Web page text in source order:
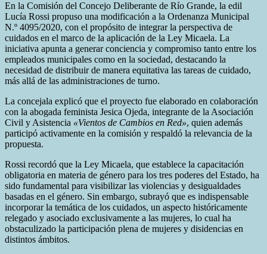
En la Comisión del Concejo Deliberante de Río Grande, la edil
Lucía Rossi propuso una modificación a la Ordenanza Municipal
N.º 4095/2020, con el propósito de integrar la perspectiva de
cuidados en el marco de la aplicación de la Ley Micaela. La
iniciativa apunta a generar conciencia y compromiso tanto entre los
empleados municipales como en la sociedad, destacando la
necesidad de distribuir de manera equitativa las tareas de cuidado,
más allá de las administraciones de turno.
La concejala explicó que el proyecto fue elaborado en colaboración
con la abogada feminista Jesica Ojeda, integrante de la Asociación
Civil y Asistencia «Vientos de Cambios en Red», quien además
participó activamente en la comisión y respaldó la relevancia de la
propuesta.
Rossi recordó que la Ley Micaela, que establece la capacitación
obligatoria en materia de género para los tres poderes del Estado, ha
sido fundamental para visibilizar las violencias y desigualdades
basadas en el género. Sin embargo, subrayó que es indispensable
incorporar la temática de los cuidados, un aspecto históricamente
relegado y asociado exclusivamente a las mujeres, lo cual ha
obstaculizado la participación plena de mujeres y disidencias en
distintos ámbitos.